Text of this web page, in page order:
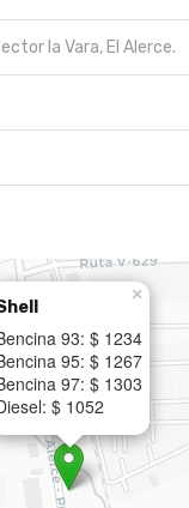
la Vara, El Alerce.
93: $ 1234
95: $ 1267
97: $ 1303
$ 1052
×